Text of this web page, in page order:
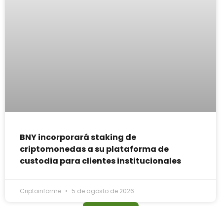
BNY incorporará staking de
criptomonedas a su plataforma de
custodia para clientes institucionales
Criptoinforme 5 de agosto de 2026